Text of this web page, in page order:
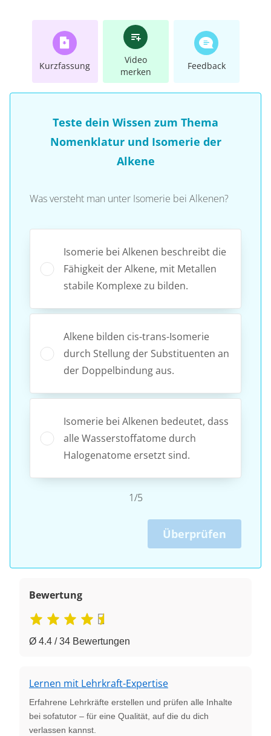
Kurzfassung
Video
merken
Feedback
Teste dein Wissen zum Thema
Nomenklatur und Isomerie der
Alkene
Was versteht man unter Isomerie bei Alkenen?
Isomerie bei Alkenen beschreibt die
Fähigkeit der Alkene, mit Metallen
stabile Komplexe zu bilden.
Alkene bilden cis-trans-Isomerie
durch Stellung der Substituenten an
der Doppelbindung aus.
Isomerie bei Alkenen bedeutet, dass
alle Wasserstoffatome durch
Halogenatome ersetzt sind.
1/5
Überprüfen
Bewertung
Ø 4.4 / 34 Bewertungen
Lernen mit Lehrkraft-Expertise
Erfahrene Lehrkräfte erstellen und prüfen alle Inhalte
bei sofatutor – für eine Qualität, auf die du dich
verlassen kannst.